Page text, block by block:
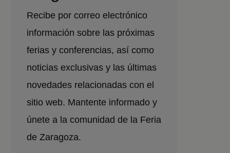
Recibe por correo electrónico
información sobre las próximas
ferias y conferencias, así como
noticias exclusivas y las últimas
novedades relacionadas con el
sitio web. Mantente informado y
únete a la comunidad de la Feria
de Zaragoza.